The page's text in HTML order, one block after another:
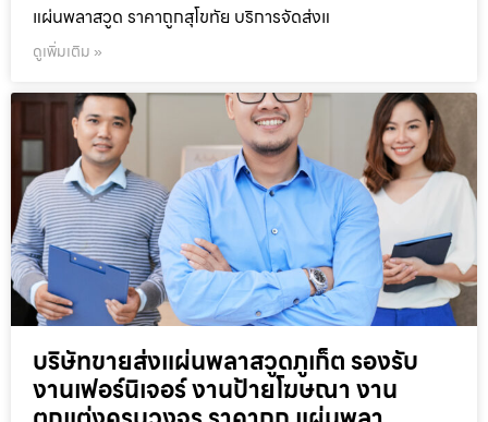
แผ่นพลาสวูด ราคาถูกสุโขทัย บริการจัดส่งแ
ดูเพิ่มเติม »
บริษัทขายส่งแผ่นพลาสวูดภูเก็ต รองรับ
งานเฟอร์นิเจอร์ งานป้ายโฆษณา งาน